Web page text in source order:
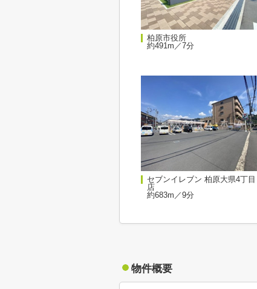
柏原市役所
約491m／7分
セブンイレブン 柏原大県4丁目
店
約683m／9分
物件概要